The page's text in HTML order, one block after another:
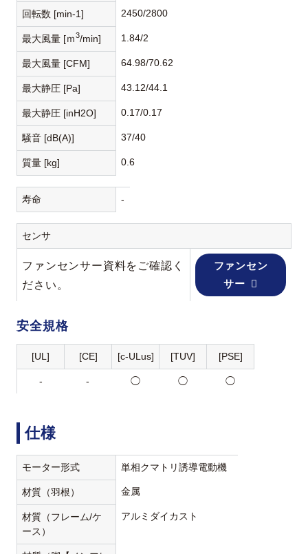
回転数 [min-1] 2450/2800
最大風量 [ｍ3/min] 1.84/2
最大風量 [CFM] 64.98/70.62
最大静圧 [Pa] 43.12/44.1
最大静圧 [inH2O] 0.17/0.17
騒音 [dB(A)] 37/40
質量 [kg] 0.6
寿命 -
センサ
ファンセンサー資料をご確認く
ださい。
ファンセン
サー
安全規格
[UL] [CE] [c-ULus] [TUV] [PSE]
- - ◯ ◯ ◯
仕様
モーター形式 単相クマトリ誘導電動機
材質（羽根） 金属
材質（フレーム/ケ
ース）
アルミダイカスト